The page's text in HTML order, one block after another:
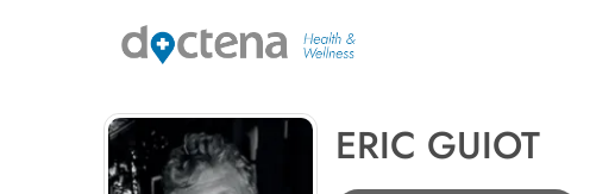
ERIC GUIOT